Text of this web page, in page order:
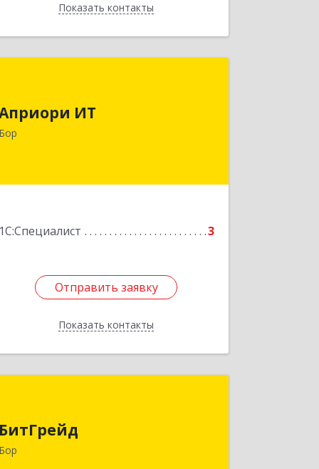
Показать контакты
Назад
ИТ
Бор
1С:Специалист 3
Отправить заявку
Показать контакты
606446, Нижегородская обл, Бор г,
Красногорка м-н, дом № 23, корпус 1,
Подробнее
Отправить заявку
Назад
БитГрейд
Бор
606440, Нижегородская обл, Бор г,